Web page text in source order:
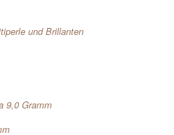
und Brillanten
9,0 Gramm